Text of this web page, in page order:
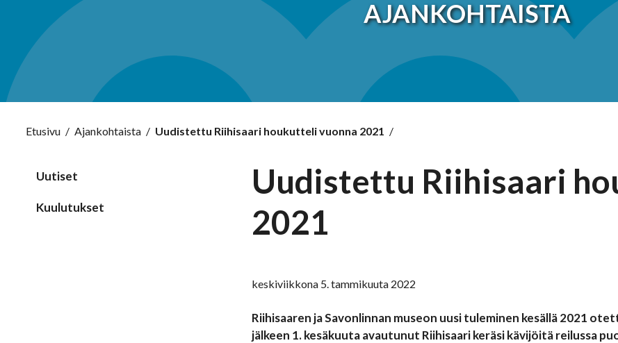
AJANKOHTAISTA
Etusivu / Ajankohtaista / Uudistettu Riihisaari houkutteli vuonna 2021 /
Uutiset
Kuulutukset
Uudistettu Riihisaari
2021
keskiviikkona 5. tammikuuta 2022
Riihisaaren ja Savonlinnan museon uusi tuleminen kesällä 2021
jälkeen 1. kesäkuuta avautunut Riihisaari keräsi kävijöitä reilussa